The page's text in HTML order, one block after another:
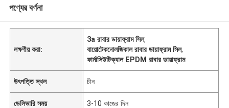
পণ্যের বর্ণনা
লক্ষণীয় করা:
3a রাবার ডায়াফ্রাম সিল,
বায়োটেকনোলজিকাল রাবার ডায়াফ্রাম সিল,
ফার্মাসিউটিক্যাল EPDM রাবার ডায়াফ্রাম
উৎপত্তি স্থল চীন
ডেলিভারি সময় 3-10 কাজের দিন